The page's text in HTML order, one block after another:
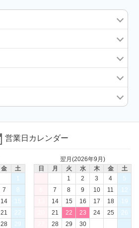
営業日カレンダー
金
土
1
7
8
14
15
21
22
28
29
翌月(2026年9月)
日
月 火 水 木 金
土
1
2 3 4
5
7 8 9 10 11
12
14 15 16 17 18
19
21 22 23 24 25
26
28 29 30